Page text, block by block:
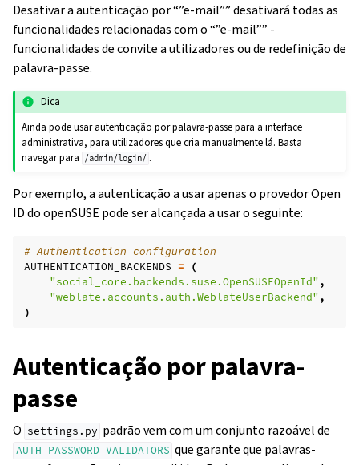
Desativar a autenticação por “”e-mail”” desativará todas as
funcionalidades relacionadas com o “”e-mail”” -
funcionalidades de convite a utilizadores ou de redefinição de
palavra-passe.
Dica
Ainda pode usar autenticação por palavra-passe para a interface
administrativa, para utilizadores que cria manualmente lá. Basta
navegar para
/admin/login/ .
Por exemplo, a autenticação a usar apenas o provedor Open
ID do openSUSE pode ser alcançada a usar o seguinte:
# Authentication configuration
AUTHENTICATION_BACKENDS =
(
"social_core.backends.suse.OpenSUSEOpenId",
"weblate.accounts.auth.WeblateUserBackend",
)
Autenticação por palavra-
passe
O settings.py padrão vem com um conjunto razoável de
AUTH_PASSWORD_VALIDATORS que garante que palavras-